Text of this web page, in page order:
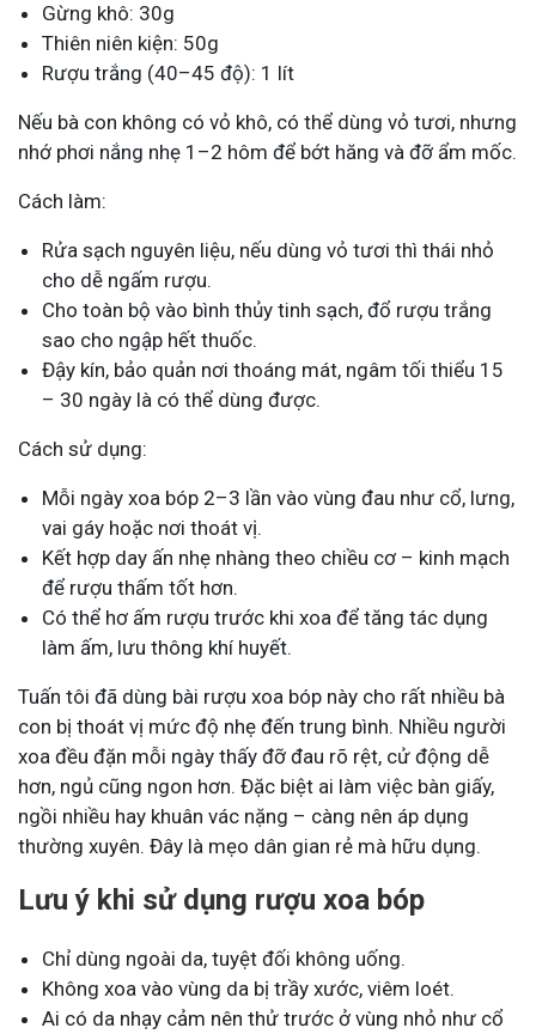
Gừng khô: 30g
Thiên niên kiện: 50g
Rượu trắng (40–45 độ): 1 lít
Nếu bà con không có vỏ khô, có thể dùng vỏ tươi, nhưng
nhớ phơi nắng nhẹ 1–2 hôm để bớt hăng và đỡ ẩm mốc.
Cách làm:
Rửa sạch nguyên liệu, nếu dùng vỏ tươi thì thái nhỏ
cho dễ ngấm rượu.
Cho toàn bộ vào bình thủy tinh sạch, đổ rượu trắng
sao cho ngập hết thuốc.
Đậy kín, bảo quản nơi thoáng mát, ngâm tối thiểu 15
– 30 ngày là có thể dùng được.
Cách sử dụng:
Mỗi ngày xoa bóp 2–3 lần vào vùng đau như cổ, lưng,
vai gáy hoặc nơi thoát vị.
Kết hợp day ấn nhẹ nhàng theo chiều cơ – kinh mạch
để rượu thấm tốt hơn.
Có thể hơ ấm rượu trước khi xoa để tăng tác dụng
làm ấm, lưu thông khí huyết.
Tuấn tôi đã dùng bài rượu xoa bóp này cho rất nhiều bà
con bị thoát vị mức độ nhẹ đến trung bình. Nhiều người
xoa đều đặn mỗi ngày thấy đỡ đau rõ rệt, cử động dễ
hơn, ngủ cũng ngon hơn. Đặc biệt ai làm việc bàn giấy,
ngồi nhiều hay khuân vác nặng – càng nên áp dụng
thường xuyên. Đây là mẹo dân gian rẻ mà hữu dụng.
Lưu ý khi sử dụng rượu xoa bóp
Chỉ dùng ngoài da, tuyệt đối không uống.
Không xoa vào vùng da bị trầy xước, viêm loét.
Ai có da nhạy cảm nên thử trước ở vùng nhỏ như cổ